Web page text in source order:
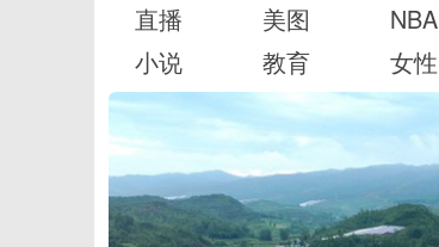
直播
美图 NBA
小说
教育 女性